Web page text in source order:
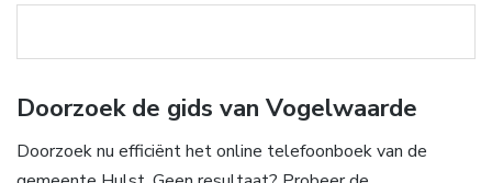
Doorzoek de gids van Vogelwaarde
Doorzoek nu efficiënt het online telefoonboek van de